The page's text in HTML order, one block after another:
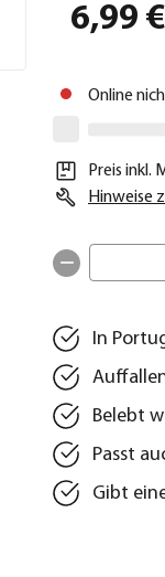
6,99 €
Online
Preis inkl.
Hinweise
In
Belebt
Passt
Gibt